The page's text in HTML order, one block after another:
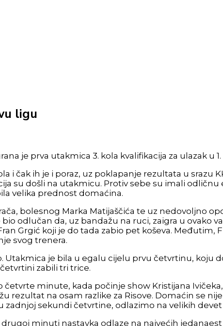
ligu
je prva utakmica 3. kola kvalifikacija za ulazak
i čak ih je i poraz, uz poklapanje rezultata u srazu
su došli na utakmicu. Protiv sebe su imali odličnu
velika prednost domaćina.
bolesnog Marka Matijaščića te uz nedovoljno
odlučan da, uz bandažu na ruci, zaigra u ovako
Grgić koji je do tada zabio pet koševa. Međutim,
svog trenera.
je bila u egalu cijelu prvu četvrtinu, koju
zabili tri trice.
minute, kada počinje show Kristijana
rezultat na osam razlike za Risove. Domaćin se
sekundi četvrtine, odlazimo na velikih devet
minuti nastavka odlaze na najvećih